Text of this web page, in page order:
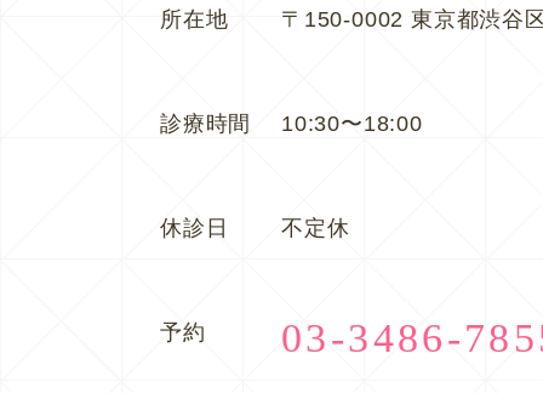
所在地 〒150-0002 東京都渋谷
診療時間 10:30〜18:00
休診日 不定休
予約 03-3486-